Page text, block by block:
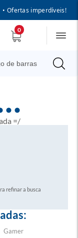
• Ofertas imperdíveis!
0
=/
refinar a busca
Gamer